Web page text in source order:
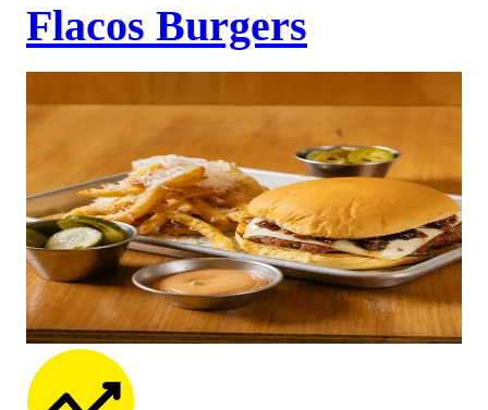
Flacos Burgers